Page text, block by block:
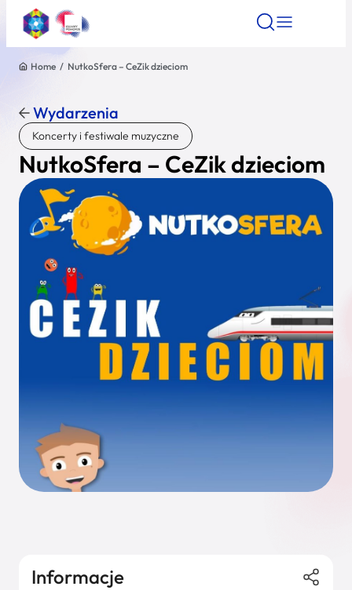
Znajdź atrakcję
Nazwa atrakcji
Miasto
Kategoria
Home / NutkoSfera – CeZik dzieciom
Wydarzenia
Koncerty i festiwale muzyczne
NutkoSfera – CeZik dzieciom
Informacje